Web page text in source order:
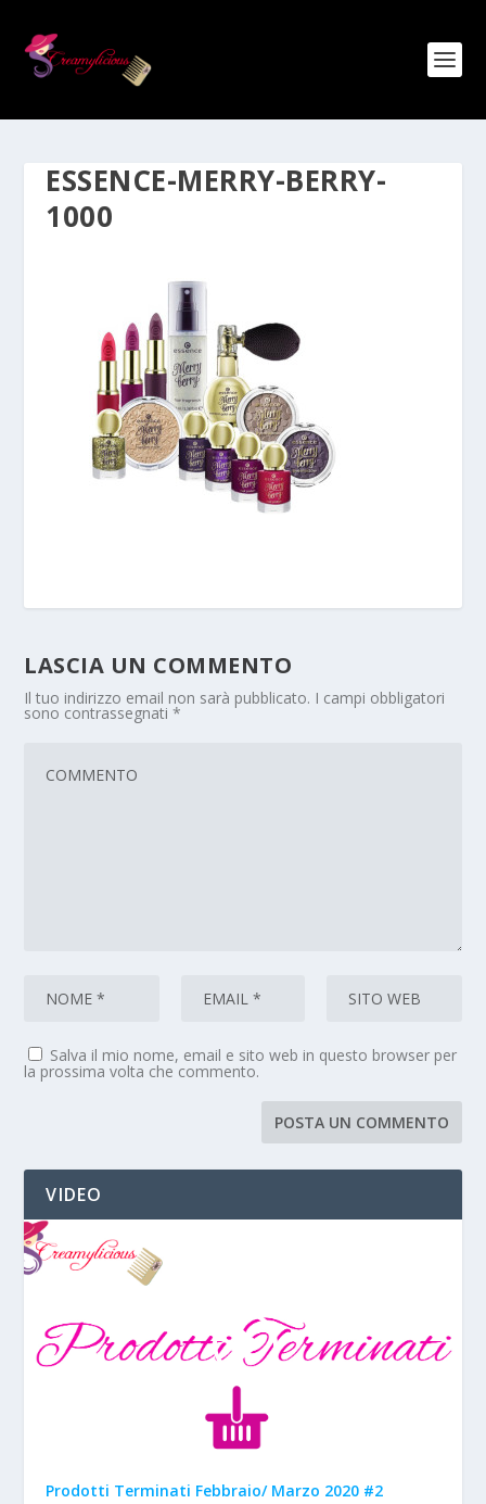
ESSENCE-MERRY-BERRY-
1000
LASCIA UN COMMENTO
Il tuo indirizzo email non sarà pubblicato. I campi obbligatori
sono contrassegnati*
Salva il mio nome, email e sito web in questo browser per
la prossima volta che commento.
VIDEO
Prodotti Terminati Febbraio/ Marzo 2020 #2